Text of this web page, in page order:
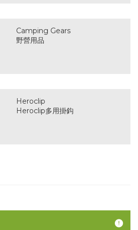
Camping Gears
野營用品
Heroclip
Heroclip多用掛鈎